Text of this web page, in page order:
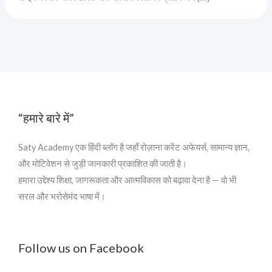
“हमारे बारे में”
Saty Academy एक हिंदी ब्लॉग है जहाँ रोज़ाना करेंट अफेयर्स, सामान्य ज्ञान,
और मोटिवेशन से जुड़ी जानकारी प्रकाशित की जाती है।
हमारा उद्देश्य शिक्षा, जागरूकता और आत्मविकास को बढ़ावा देना है — वो भी
सरल और भरोसेमंद भाषा में।
Follow us on Facebook